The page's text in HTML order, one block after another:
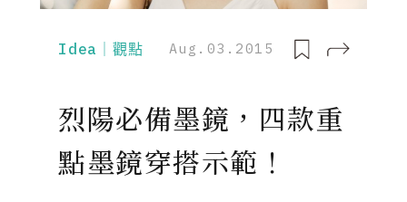
Idea｜觀點 Aug.03.2015
烈陽必備墨鏡，四款重
點墨鏡穿搭示範！